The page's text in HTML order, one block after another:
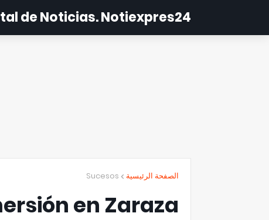
de Noticias. Notiexpres24
الصفحة الرئيسية Sucesos
en Zaraza